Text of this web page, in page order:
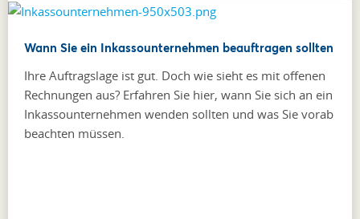
Wann Sie ein Inkassounternehmen beauftragen sollten
Ihre Auftragslage ist gut. Doch wie sieht es mit offenen
Rechnungen aus? Erfahren Sie hier, wann Sie sich an ein
Inkassounternehmen wenden sollten und was Sie vorab
beachten müssen.